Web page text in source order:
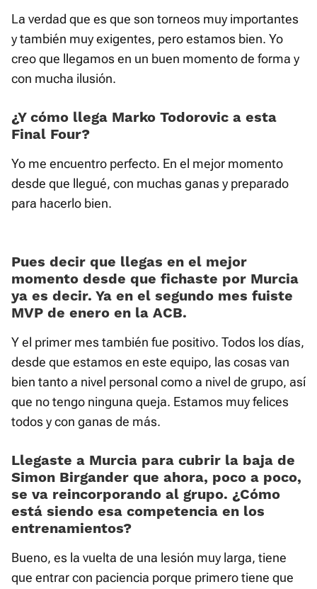
La verdad que es que son torneos muy importantes
y también muy exigentes, pero estamos bien. Yo
creo que llegamos en un buen momento de forma y
con mucha ilusión.
¿Y cómo llega Marko Todorovic a esta
Final Four?
Yo me encuentro perfecto. En el mejor momento
desde que llegué, con muchas ganas y preparado
para hacerlo bien.
Pues decir que llegas en el mejor
momento desde que fichaste por Murcia
ya es decir. Ya en el segundo mes fuiste
MVP de enero en la ACB.
Y el primer mes también fue positivo. Todos los días,
desde que estamos en este equipo, las cosas van
bien tanto a nivel personal como a nivel de grupo, así
que no tengo ninguna queja. Estamos muy felices
todos y con ganas de más.
Llegaste a Murcia para cubrir la baja de
Simon Birgander que ahora, poco a poco,
se va reincorporando al grupo. ¿Cómo
está siendo esa competencia en los
entrenamientos?
Bueno, es la vuelta de una lesión muy larga, tiene
que entrar con paciencia porque primero tiene que